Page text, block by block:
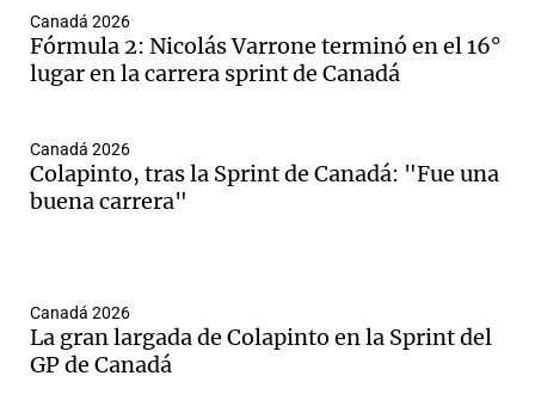
Canadá 2026
Fórmula 2: Nicolás Varrone terminó en el 16°
lugar en la carrera sprint de Canadá
Canadá 2026
Colapinto, tras la Sprint de Canadá: "Fue una
buena carrera"
Canadá 2026
La gran largada de Colapinto en la Sprint del
GP de Canadá